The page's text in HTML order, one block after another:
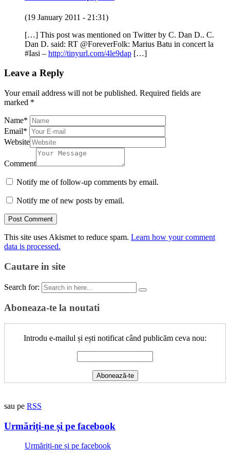
(19 January 2011 - 21:31)
[…] This post was mentioned on Twitter by C. Dan D.. C.
Dan D. said: RT @ForeverFolk: Marius Batu in concert la
#Iasi – http://tinyurl.com/4le9dap […]
Leave a Reply
Your email address will not be published. Required fields are
marked *
Name*
Email*
Website
Comment
Notify me of follow-up comments by email.
Notify me of new posts by email.
This site uses Akismet to reduce spam. Learn how your comment
data is processed.
Cautare in site
Search for:
Aboneaza-te la noutati
Introdu e-mailul și ești notificat când publicăm ceva nou:
sau pe RSS
Urmăriți-ne și pe facebook
Urmăriți-ne și pe facebook